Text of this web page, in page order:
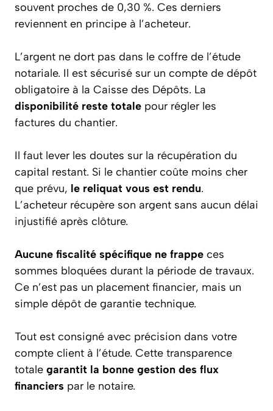
souvent proches de 0,30 %. Ces derniers
reviennent en principe à l’acheteur.
L’argent ne dort pas dans le coffre de l’étude
notariale. Il est sécurisé sur un compte de dépôt
obligatoire à la Caisse des Dépôts. La
disponibilité reste totale pour régler les
factures du chantier.
Il faut lever les doutes sur la récupération du
capital restant. Si le chantier coûte moins cher
que prévu, le reliquat vous est rendu.
L’acheteur récupère son argent sans aucun délai
injustifié après clôture.
Aucune fiscalité spécifique ne frappe ces
sommes bloquées durant la période de travaux.
Ce n’est pas un placement financier, mais un
simple dépôt de garantie technique.
Tout est consigné avec précision dans votre
compte client à l’étude. Cette transparence
totale garantit la bonne gestion des flux
financiers par le notaire.